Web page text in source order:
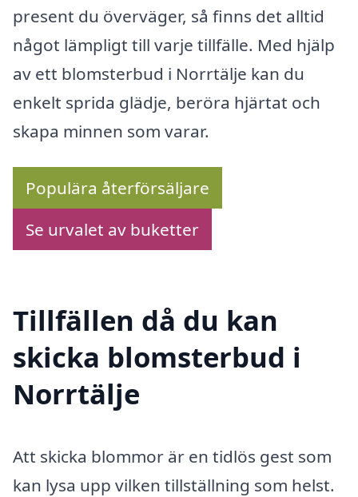
present du överväger, så finns det alltid
något lämpligt till varje tillfälle. Med hjälp
av ett blomsterbud i Norrtälje kan du
enkelt sprida glädje, beröra hjärtat och
skapa minnen som varar.
Populära återförsäljare
Se urvalet av buketter
Tillfällen då du kan
skicka blomsterbud i
Norrtälje
Att skicka blommor är en tidlös gest som
kan lysa upp vilken tillställning som helst.